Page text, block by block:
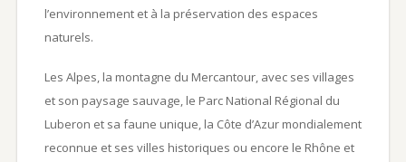
l’environnement et à la préservation des espaces
naturels.
Les Alpes, la montagne du Mercantour, avec ses villages
et son paysage sauvage, le Parc National Régional du
Luberon et sa faune unique, la Côte d’Azur mondialement
reconnue et ses villes historiques ou encore le Rhône et